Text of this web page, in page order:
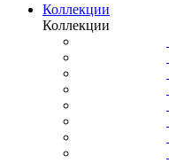
Коллекции
Коллекции